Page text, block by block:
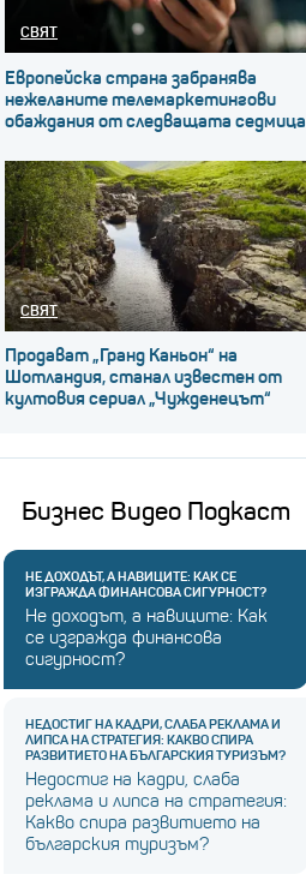
СВЯТ
Европейска страна забранява
нежеланите телемаркетингови
обаждания от следващата седмица
СВЯТ
Продават „Гранд Каньон“ на
Шотландия, станал известен от
култовия сериал „Чужденецът“
Бизнес Видео Подкаст
НЕ ДОХОДЪТ, А НАВИЦИТЕ: КАК СЕ
ИЗГРАЖДА ФИНАНСОВА СИГУРНОСТ?
Не доходът, а навиците: Как
се изгражда финансова
сигурност?
НЕДОСТИГ НА КАДРИ, СЛАБА РЕКЛАМА И
ЛИПСА НА СТРАТЕГИЯ: КАКВО СПИРА
РАЗВИТИЕТО НА БЪЛГАРСКИЯ ТУРИЗЪМ?
Недостиг на кадри, слаба
реклама и липса на стратегия:
Какво спира развитието на
българския туризъм?